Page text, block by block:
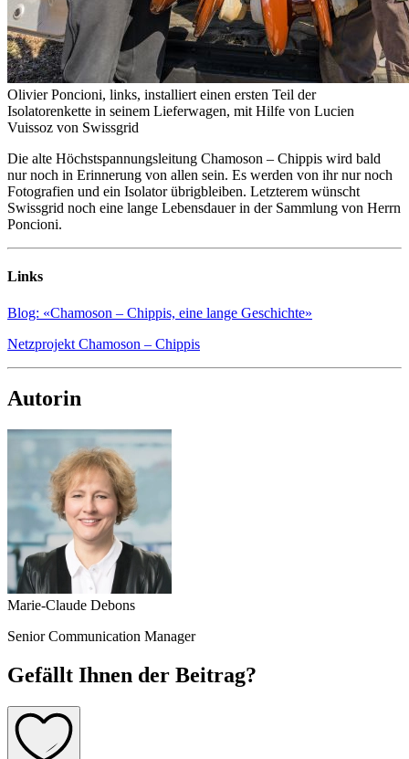
Olivier Poncioni, links, installiert einen ersten Teil der
Isolatorenkette in seinem Lieferwagen, mit Hilfe von Lucien
Vuissoz von Swissgrid
Die alte Höchstspannungsleitung Chamoson – Chippis wird bald
nur noch in Erinnerung von allen sein. Es werden von ihr nur noch
Fotografien und ein Isolator übrigbleiben. Letzterem wünscht
Swissgrid noch eine lange Lebensdauer in der Sammlung von Herrn
Poncioni.
Links
Blog: «Chamoson – Chippis, eine lange Geschichte»
Netzprojekt Chamoson – Chippis
Autorin
Marie-Claude Debons
Senior Communication Manager
Gefällt Ihnen der Beitrag?